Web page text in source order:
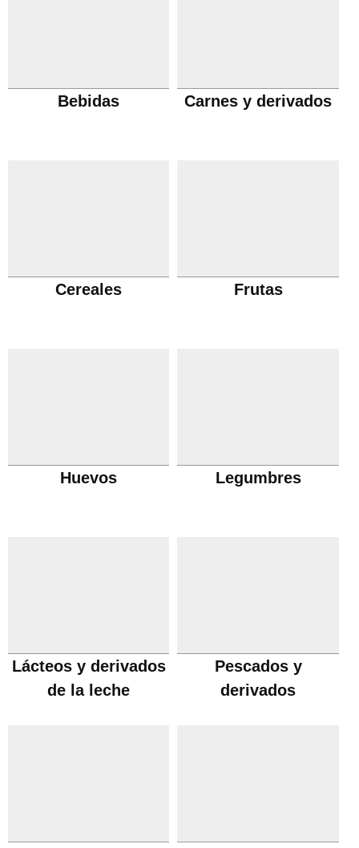
Bebidas Carnes y derivados
Cereales Frutas
Huevos Legumbres
Lácteos y derivados
de la leche
Pescados y
derivados